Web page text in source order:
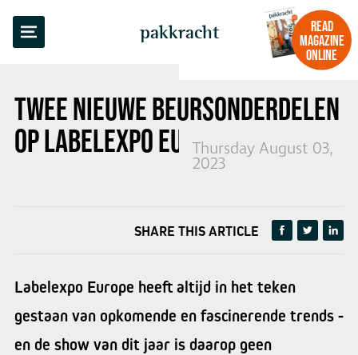
pakkracht
READ
MAGAZINE
ONLINE
TWEE NIEUWE BEURSONDERDELEN
OP LABELEXPO EUROPE 2023
Thursday August 03,
2023
BACK TO OVERVIEW
SHARE THIS ARTICLE
Labelexpo Europe heeft altijd in het teken
gestaan van opkomende en fascinerende trends -
en de show van dit jaar is daarop geen